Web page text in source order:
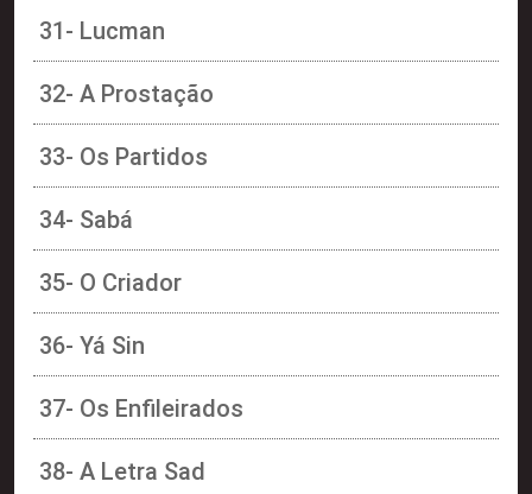
31- Lucman
32- A Prostação
33- Os Partidos
34- Sabá
35- O Criador
36- Yá Sin
37- Os Enfileirados
38- A Letra Sad